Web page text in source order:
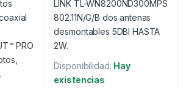
Disponibilidad: Hay
existencias